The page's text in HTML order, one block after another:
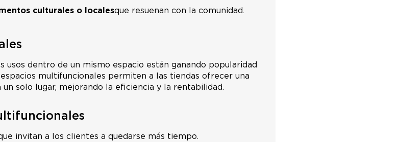
culturales o localesque resuenan con la comunidad.
usos dentro de un mismo espacio están ganando popularidad
multifuncionales permiten a las tiendas ofrecer una
solo lugar, mejorando la eficiencia y la rentabilidad.
invitan a los clientes a quedarse más tiempo.